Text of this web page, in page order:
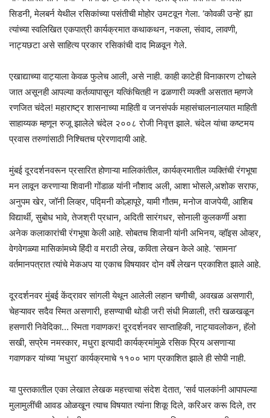
सिडनी, मेलबर्न येथील रसिकांच्या पसंतीची मोहोर उमटवून गेला. ‘कोवळी उन्हे’ ह्या
त्यांच्या स्वलिखित एकपात्री कार्यक्रमात कथाकथन, नकला, संवाद, लावणी,
नाट्यछटा असे साहित्य प्रकार रसिकांची दाद मिळवून गेले.
एखाद्याच्या वाट्याला केवळ फुलेच आली, असे नाही. काही काटेही विनाकारण टोचले
जात असूनही आपल्या कर्तव्यापासून यत्किंचितही न ढळणारी व्यक्ती असतात म्हणजे
रणजित चंदेल! महाराष्ट्र शासनाच्या माहिती व जनसंपर्क महासंचालनालयात माहिती
साहाय्यक म्हणून रुजू झालेले चंदेल २००८ रोजी निवृत्त झाले. चंदेल यांचा कष्टमय
प्रवास तरुणांसाठी निश्चितच प्रेरणादायी आहे.
मुंबई दूरदर्शनवरून प्रसारित होणाऱ्या मालिकांतील, कार्यक्रमातील व्यक्तिंची रंगभूषा
मन लावून करणाऱ्या शिवानी गोंडाळ यांनी नौशाद अली, आशा भोसले,अशोक सराफ,
अनुपम खेर, जॉनी लिव्हर, पद्मिनी कोल्हापूरे, यामी गौतम, मनोज वाजपेयी, आशिब
विद्यार्थी, सुबोध भावे, तेजश्री प्रधान, अदिती सारंगधर, सोनाली कुलकर्णी अशा
अनेक कलाकारांची रंगभूषा केली आहे. सोबतच शिवानी यांनी अभिनय, व्हॉइस ओव्हर,
वेगवेगळ्या मासिकांमध्ये हिंदी व मराठी लेख, कविता लेखन केले आहे. ‘सामना’
वर्तमानपत्रात त्यांचे मेकअप या एकाच विषयावर दोन वर्षे लेखन प्रकाशित झाले आहे.
दूरदर्शनवर मुंबई केंद्रावर सांगली येथून आलेली लहान चणीची, अवखळ असणारी,
चेहऱ्यावर सदैव स्मित असणारी, हसण्याची थोडी जरी संधी मिळाली, तरी खळखळून
हसणारी निवेदिका… स्मिता गवाणकर! दूरदर्शनवर साप्ताहिकी, नाट्यावलोकन, हॅलो
सखी, सप्रेम नमस्कार, मधुरा इत्यादी कार्यक्रमांमुळे रसिक प्रिय असणाऱ्या
गवाणकर यांच्या ‘मधुरा’ कार्यक्रमाचे ११०० भाग प्रकाशित झाले ही सोपी नाही.
या पुस्तकातील एका लेखात लेखक महत्त्वाचा संदेश देतात, ‘सर्व पालकांनी आपापल्या
मुलामुलींची आवड ओळखून त्याच विषयात त्यांना शिकू दिले, करिअर करू दिले, तर